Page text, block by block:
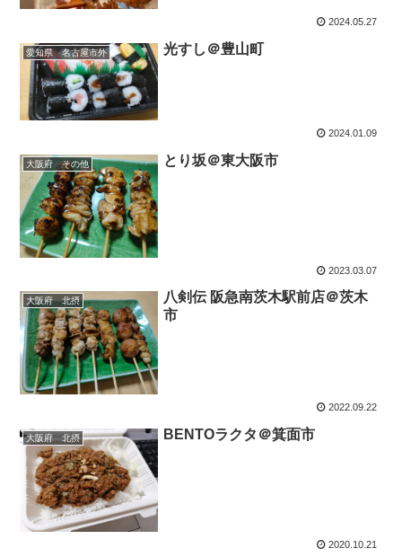
2024.05.27
愛知県 名古屋市外 光すし＠豊山町
2024.01.09
大阪府 その他 とり坂＠東大阪市
2023.03.07
大阪府 北摂
八剣伝 阪急南茨木駅前店＠茨木
市
2022.09.22
大阪府 北摂 BENTOラクタ＠箕面市
2020.10.21